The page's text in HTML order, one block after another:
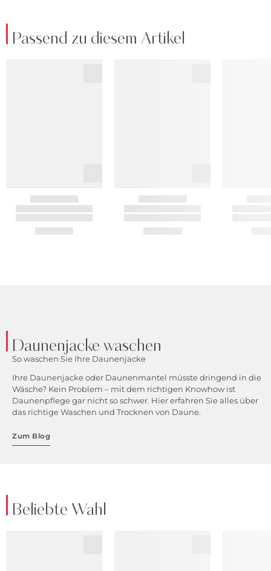
Passend zu diesem Artikel
Daunenjacke waschen
So waschen Sie Ihre Daunenjacke
Ihre Daunenjacke oder Daunenmantel müsste dringend in die
Wäsche? Kein Problem – mit dem richtigen Knowhow ist
Daunenpflege gar nicht so schwer. Hier erfahren Sie alles über
das richtige Waschen und Trocknen von Daune.
Zum Blog
Beliebte Wahl